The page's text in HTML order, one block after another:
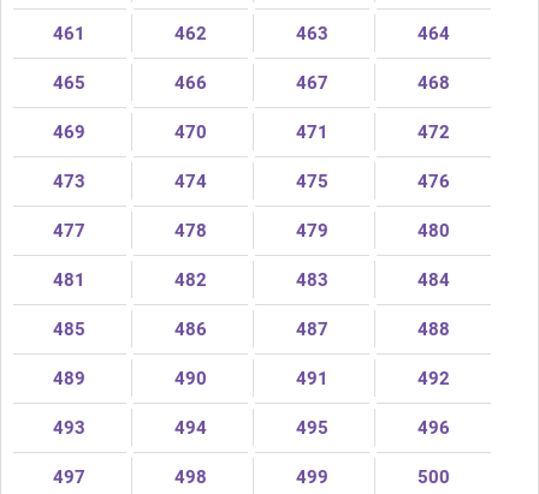
461 462 463 464
465 466 467 468
469 470 471 472
473 474 475 476
477 478 479 480
481 482 483 484
485 486 487 488
489 490 491 492
493 494 495 496
497 498 499 500